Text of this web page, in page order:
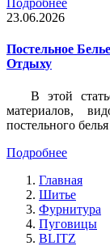
Подробнее
23.06.2026
Постельное
Отдыху
В этой
материалов,
постельного белья
Подробнее
Главная
Шитье
Фурнитура
Пуговицы
BLITZ